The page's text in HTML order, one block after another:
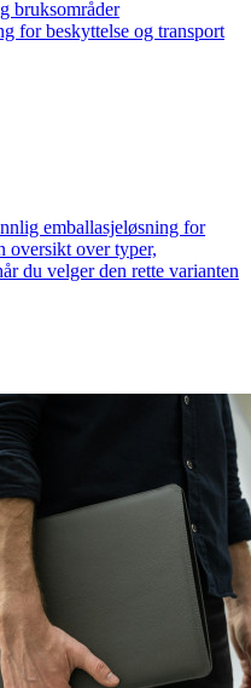
bruksområder
for beskyttelse og transport
emballasjeløsning for
oversikt over typer,
du velger den rette varianten